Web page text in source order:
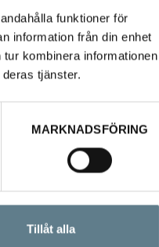
funktioner för
information från din enhet
kombinera informationen
tjänster.
MARKNADSFÖRING
Tillåt alla